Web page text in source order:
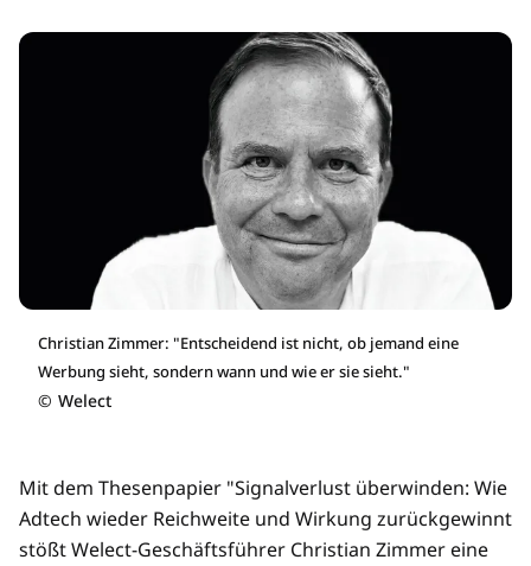
Christian Zimmer: "Entscheidend ist nicht, ob jemand eine
Werbung sieht, sondern wann und wie er sie sieht."
© Welect
Mit dem Thesenpapier "Signalverlust überwinden: Wie
Adtech wieder Reichweite und Wirkung zurückgewinnt
stößt Welect-Geschäftsführer Christian Zimmer eine